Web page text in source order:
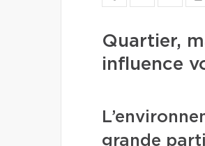
Quartier,
influence
grande